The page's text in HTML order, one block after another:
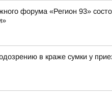
форума «Регион 93»
в краже сумки у